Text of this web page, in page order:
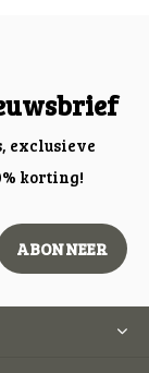
exclusieve
korting!
ABONNEER